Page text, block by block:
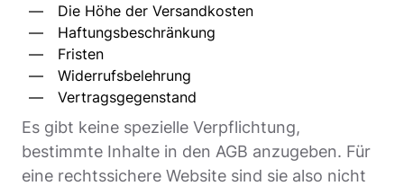
Die Höhe der Versandkosten
Haftungsbeschränkung
Fristen
Widerrufsbelehrung
Vertragsgegenstand
Es gibt keine spezielle Verpflichtung,
bestimmte Inhalte in den AGB anzugeben. Für
eine rechtssichere Website sind sie also nicht